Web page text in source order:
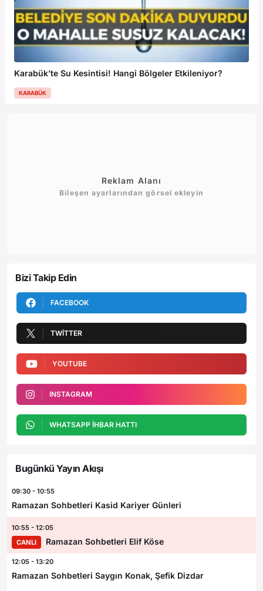
Karabük’te Su Kesintisi! Hangi Bölgeler Etkileniyor?
KARABÜK
Reklam Alanı
Bileşen ayarlarından görsel ekleyin
Bizi Takip Edin
FACEBOOK
TWITTER
YOUTUBE
INSTAGRAM
WHATSAPP İHBAR HATTI
Bugünkü Yayın Akışı
09:30 - 10:55
Ramazan Sohbetleri Kasid Kariyer Günleri
10:55 - 12:05
CANLI
Ramazan Sohbetleri Elif Köse
12:05 - 13:20
Ramazan Sohbetleri Saygın Konak, Şefik Dizdar